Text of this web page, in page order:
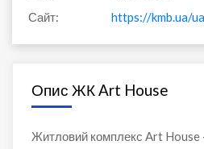
Сайт:
https://kmb.ua/
Опис ЖК Art House
Житловий комплекс Art House